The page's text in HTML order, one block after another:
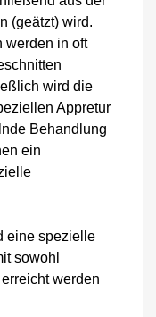
(geätzt) wird.
werden in oft
wird die
Appretur
Behandlung
ein
eine spezielle
sowohl
werden